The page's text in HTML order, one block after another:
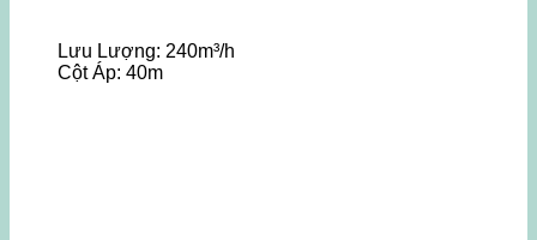
Lưu Lượng: 240m³/h
Cột Áp: 40m